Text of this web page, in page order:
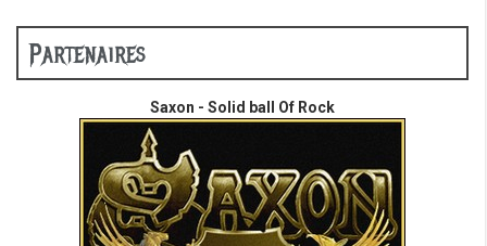
Partenaires
Saxon - Solid ball Of Rock